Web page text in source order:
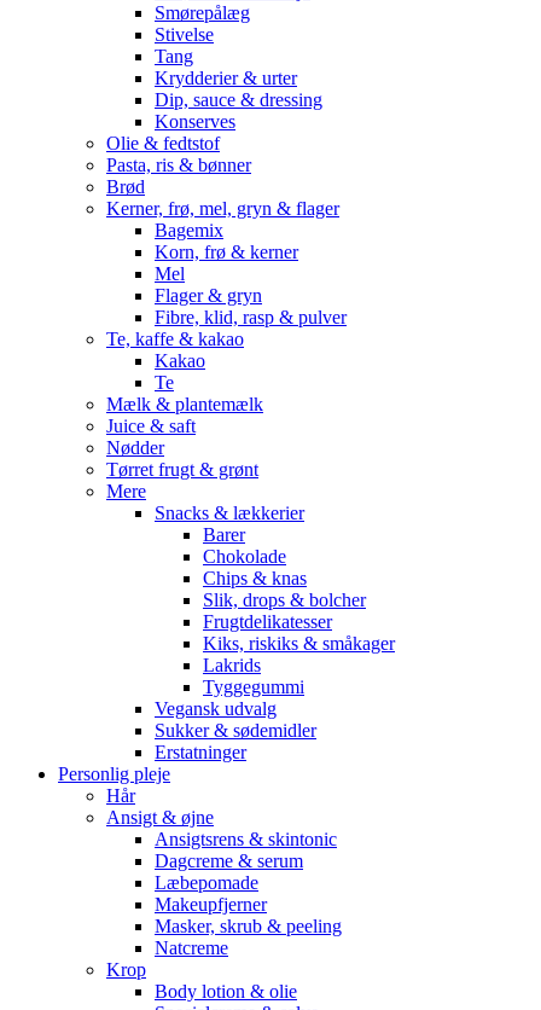
Smørepålæg
Stivelse
Tang
Krydderier & urter
Dip, sauce & dressing
Konserves
Olie & fedtstof
Pasta, ris & bønner
Brød
Kerner, frø, mel, gryn & flager
Bagemix
Korn, frø & kerner
Mel
Flager & gryn
Fibre, klid, rasp & pulver
Te, kaffe & kakao
Kakao
Te
Mælk & plantemælk
Juice & saft
Nødder
Tørret frugt & grønt
Mere
Snacks & lækkerier
Barer
Chokolade
Chips & knas
Slik, drops & bolcher
Frugtdelikatesser
Kiks, riskiks & småkager
Lakrids
Tyggegummi
Vegansk udvalg
Sukker & sødemidler
Erstatninger
Personlig pleje
Hår
Ansigt & øjne
Ansigtsrens & skintonic
Dagcreme & serum
Læbepomade
Makeupfjerner
Masker, skrub & peeling
Natcreme
Krop
Body lotion & olie